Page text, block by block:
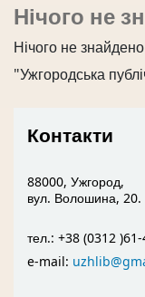
Нічого не
Нічого не знайдено
"Ужгородська
Контакти
88000, Ужгород,
вул. Волошина, 20.
тел.: +38 (0312
e-mail: